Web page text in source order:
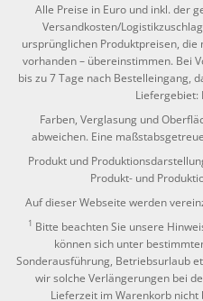
Alle Preise in Euro und inkl. der
Versandkosten/
ursprünglichen Produktpreisen,
vorhanden – übereinstimmen. Bei
bis zu 7 Tage nach Bestelleingang,
Liefergebiet:
Farben, Verglasung und
abweichen. Eine
Produkt und
Produkt- und
Auf dieser Webseite werden
1 Bitte beachten Sie unsere
können sich unter
Sonderausführung, Betriebsurlaub
wir solche Verlängerungen bei
Lieferzeit im Warenkorb